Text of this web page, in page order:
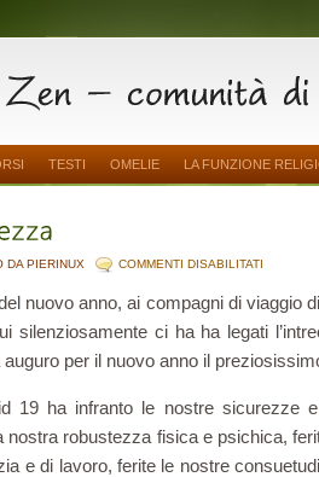
TESTI OMELIE LA FUNZIONE
DA PIERINUX COMMENTI DISABILITATI
MITEZZA
nuovo anno, ai compagni di viaggio
silenziosamente ci ha ha legati
per il nuovo anno il
19 ha infranto le nostre sicurezze
nostra robustezza fisica e psichica,
e di lavoro, ferite le nostre